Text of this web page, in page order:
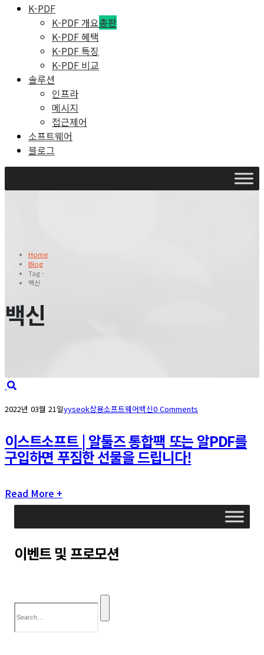
K-PDF
K-PDF 개요총판
K-PDF 혜택
K-PDF 특징
K-PDF 비교
솔루션
인프라
메시지
접근제어
소프트웨어
블로그
Home
Blog
Tag -
백신
백신
이스트소프트 | 알툴즈 통합팩 또는 알PDF를
구입하면 푸짐한 선물을 드립니다!
2022년 03월 21일yyseok상용소프트웨어백신0 Comments
Read More +
이벤트 및 프로모션